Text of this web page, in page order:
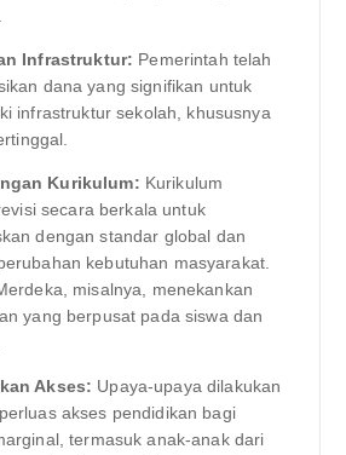
Infrastruktur: Pemerintah telah
dana yang signifikan untuk
infrastruktur sekolah, khususnya
Kurikulum: Kurikulum
secara berkala untuk
dengan standar global dan
kebutuhan masyarakat.
misalnya, menekankan
yang berpusat pada siswa dan
Akses: Upaya-upaya dilakukan
akses pendidikan bagi
termasuk anak-anak dari